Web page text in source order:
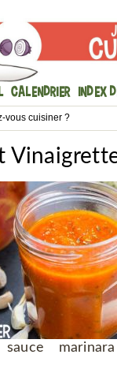
Calendrier Index